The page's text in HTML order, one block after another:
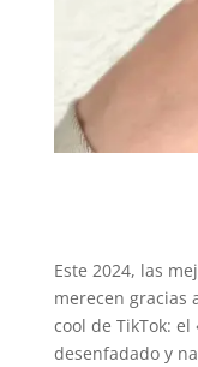
Este 2024, las
merecen gracias
cool de TikTok:
desenfadado y